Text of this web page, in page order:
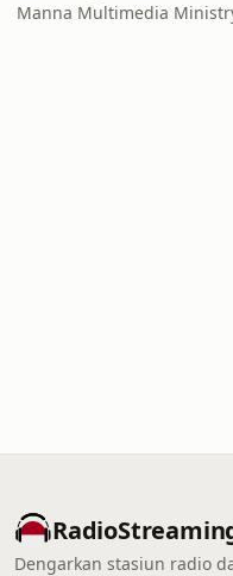
Dengarkan stasiun radio